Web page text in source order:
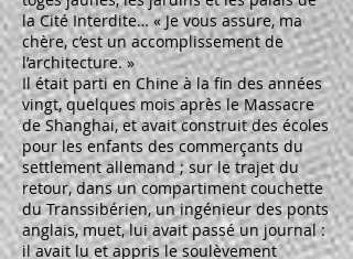
la Cité Interdite… « Je vous assure, ma
chère, c’est un accomplissement de
l’architecture. »
Il était parti en Chine à la fin des années
vingt, quelques mois après le Massacre
de Shanghai, et avait construit des écoles
pour les enfants des commerçants du
settlement allemand ; sur le trajet du
retour, dans un compartiment couchette
du Transsibérien, un ingénieur des ponts
anglais, muet, lui avait passé un journal :
il avait lu et appris le soulèvement